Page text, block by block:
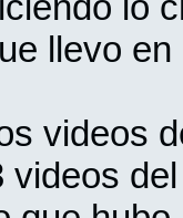
llevo
videos
videos